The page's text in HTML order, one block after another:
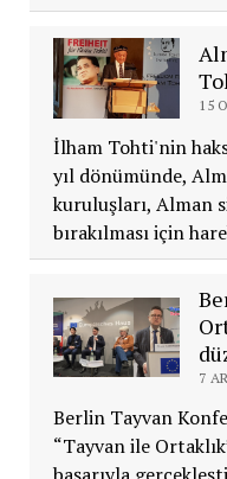
15
İlham Tohti'nin
yıl dönümünde,
kuruluşları, Alman
bırakılması için
7
Berlin Tayvan
“Tayvan ile